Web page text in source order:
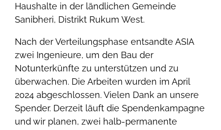
Haushalte in der ländlichen Gemeinde
Sanibheri, Distrikt Rukum West.
Nach der Verteilungsphase entsandte ASIA
zwei Ingenieure, um den Bau der
Notunterkünfte zu unterstützen und zu
überwachen. Die Arbeiten wurden im April
2024 abgeschlossen. Vielen Dank an unsere
Spender. Derzeit läuft die Spendenkampagne
und wir planen, zwei halb-permanente